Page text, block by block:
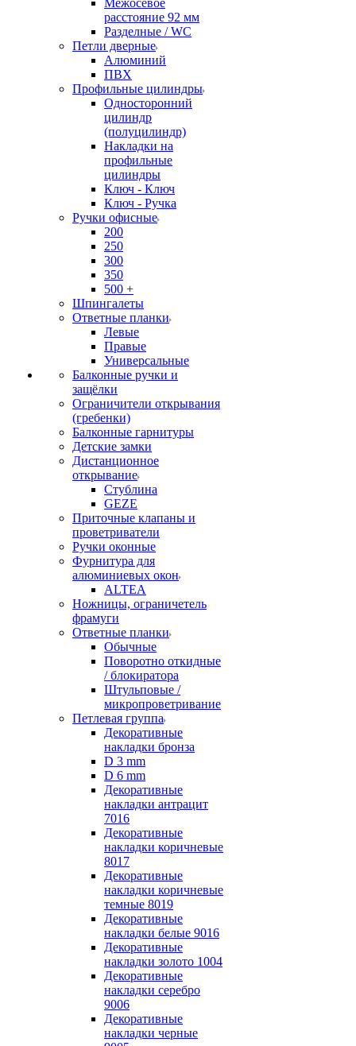
Межосевое
расстояние 92 мм
Разделные / WC
Петли дверные
Алюминий
ПВХ
Профильные цилиндры
Односторонний
цилиндр
(полуцилиндр)
Накладки на
профильные
цилиндры
Ключ - Ключ
Ключ - Ручка
Ручки офисные
200
250
300
350
500 +
Шпингалеты
Ответные планки
Левые
Правые
Универсальные
Балконные ручки и
защёлки
Ограничители открывания
(гребенки)
Балконные гарнитуры
Детские замки
Дистанционное
открывание
Стублина
GEZE
Приточные клапаны и
проветриватели
Ручки оконные
Фурнитура для
алюминиевых окон
ALTEA
Ножницы, ограничетель
фрамуги
Ответные планки
Обычные
Поворотно откидные
/ блокиратора
Штульповые /
микропроветривание
Петлевая группа
Декоративные
накладки бронза
D 3 mm
D 6 mm
Декоративные
накладки антрацит
7016
Декоративные
накладки коричневые
8017
Декоративные
накладки коричневые
темные 8019
Декоративные
накладки белые 9016
Декоративные
накладки золото 1004
Декоративные
накладки серебро
9006
Декоративные
накладки черные